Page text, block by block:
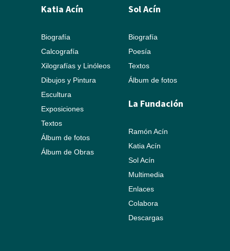
Katia Acín
Biografía
Calcografía
Xilografías y Linóleos
Dibujos y Pintura
Escultura
Exposiciones
Textos
Álbum de fotos
Álbum de Obras
Sol Acín
Biografía
Poesía
Textos
Álbum de fotos
La Fundación
Ramón Acín
Katia Acín
Sol Acín
Multimedia
Enlaces
Colabora
Descargas